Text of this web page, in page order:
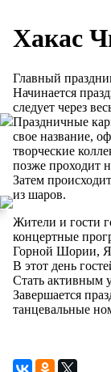
Хакас
Главный
Начинается
следует через
Праздничные
свое название,
творческие
позже проходит
Затем
из шаров.
Жители и гости
концертные
Горной Шории,
В этот день
Стать активным
Завершается
танцевальные